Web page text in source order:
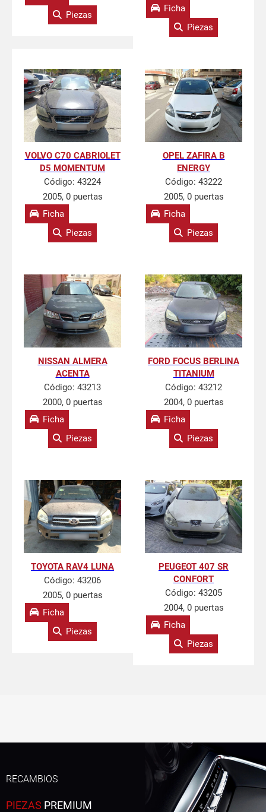
Piezas
Ficha
Piezas
VOLVO C70 CABRIOLET
D5 MOMENTUM
Código: 43224
2005, 0 puertas
Ficha
Piezas
OPEL ZAFIRA B
ENERGY
Código: 43222
2005, 0 puertas
Ficha
Piezas
NISSAN ALMERA
ACENTA
Código: 43213
2000, 0 puertas
Ficha
Piezas
FORD FOCUS BERLINA
TITANIUM
Código: 43212
2004, 0 puertas
Ficha
Piezas
TOYOTA RAV4 LUNA
Código: 43206
2005, 0 puertas
Ficha
Piezas
PEUGEOT 407 SR
CONFORT
Código: 43205
2004, 0 puertas
Ficha
Piezas
RECAMBIOS
PIEZAS PREMIUM